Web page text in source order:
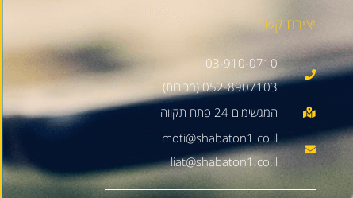
יצירת קשר
03-910-0710
052-8907103 (מכירות)
moti@shabaton1.co.il
liat@shabaton1.co.il